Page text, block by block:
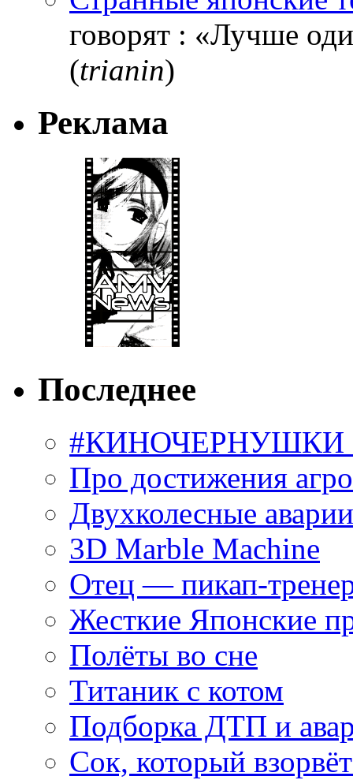
говорят : «Лучше
(trianin)
Реклама
Последнее
#КИНОЧЕРНУШКИ
Про достижения
Двухколесные
3D Marble Machine
Отец — пикап-
Жесткие Японские
Полёты во сне
Титаник с котом
Подборка ДТП и
Сок, который